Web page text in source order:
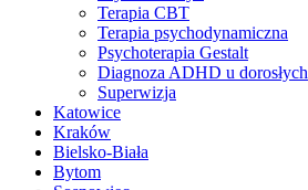
Terapia CBT
Terapia psychodynamiczna
Psychoterapia Gestalt
Diagnoza ADHD u dorosłych
Superwizja
Katowice
Kraków
Bielsko-Biała
Bytom